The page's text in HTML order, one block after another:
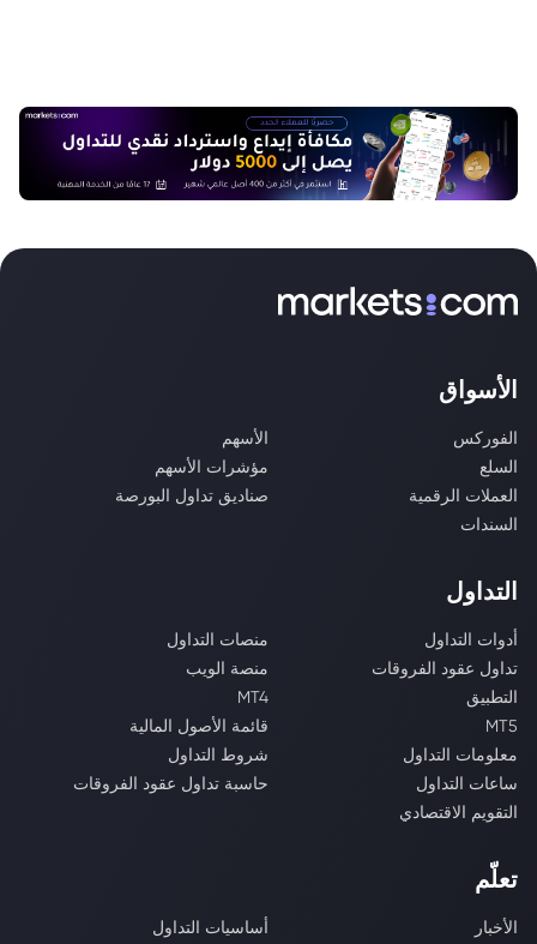
الأسواق
الفوركس
الأسهم
السلع
مؤشرات الأسهم
العملات الرقمية
صناديق تداول البورصة
السندات
التداول
أدوات التداول
منصات التداول
تداول عقود الفروقات
منصة الويب
التطبيق
MT4
MT5
قائمة الأصول المالية
معلومات التداول
شروط التداول
ساعات التداول
حاسبة تداول عقود الفروقات
التقويم الاقتصادي
تعلّم
الأخبار
أساسيات التداول